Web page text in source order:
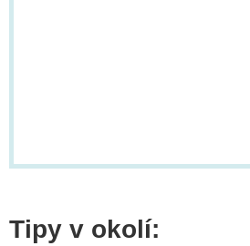
Tipy v okolí: